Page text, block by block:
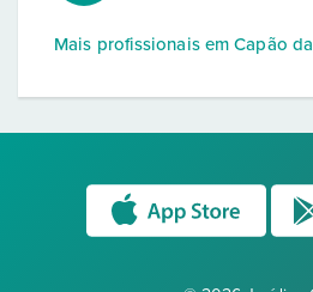
Mais profissionais emCapão